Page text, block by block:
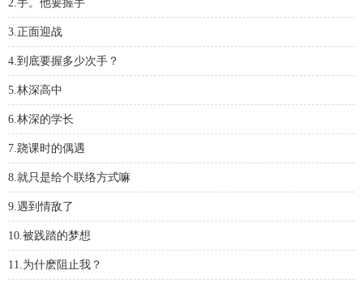
2.手。他要握手
3.正面迎战
4.到底要握多少次手？
5.林深高中
6.林深的学长
7.跷课时的偶遇
8.就只是给个联络方式嘛
9.遇到情敌了
10.被践踏的梦想
11.为什麽阻止我？